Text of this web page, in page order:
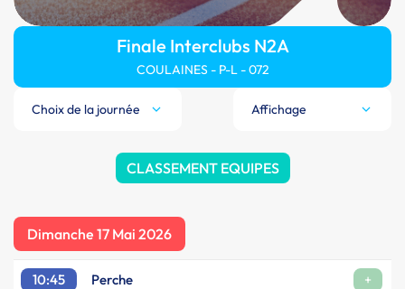
Finale Interclubs N2A
COULAINES - P-L - 072
Choix de la journée Affichage
CLASSEMENT EQUIPES
Dimanche 17 Mai 2026
10:45 Perche
+